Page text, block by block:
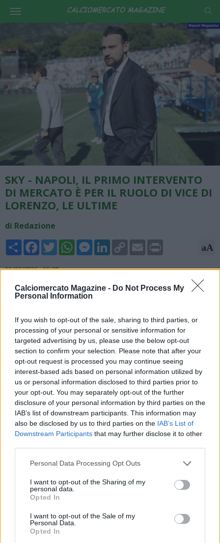
Calciomercato Magazine - Do Not Process My
Personal Information
If you wish to opt-out of the sale, sharing to third parties, or
processing of your personal or sensitive information for
targeted advertising by us, please use the below opt-out
section to confirm your selection. Please note that after your
opt-out request is processed you may continue seeing
interest-based ads based on personal information utilized by
us or personal information disclosed to third parties prior to
your opt-out. You may separately opt-out of the further
disclosure of your personal information by third parties on the
IAB’s list of downstream participants. This information may
also be disclosed by us to third parties on the IAB’s List of
Downstream Participants that may further disclose it to other
Personal Data Processing Opt Outs
I want to opt-out of the Sharing of my
personal data.
Opted In
I want to opt-out of the Sale of my
Personal Data.
Opted In
SKY - NAPOLI, IL PRIMO INTERVENTO
DI MERCATO È PER IL RUOLO DI VICE DI
LORENZO, LE ULTIME
di Redazione
Share FacebookTwitterWhatsAppMessengerLinkedInCopy
Link
Email aA
11/06/2026 - 11:38
Alessandro Sugoni, giornalista ed esperto di mercato di Sky
Sport, anticipa le prime mosse di mercato del Napoli per
di vice Di Lorenzo, vediamo se tornerà di moda Juanlu
Sanchez. Il Napoli farò il suo primo intervento in ordine di
necessità di mercato in quel ruolo".
VAI ALLA VERSIONE CLASSICA